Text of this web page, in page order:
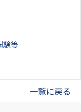
験等
一覧に戻る